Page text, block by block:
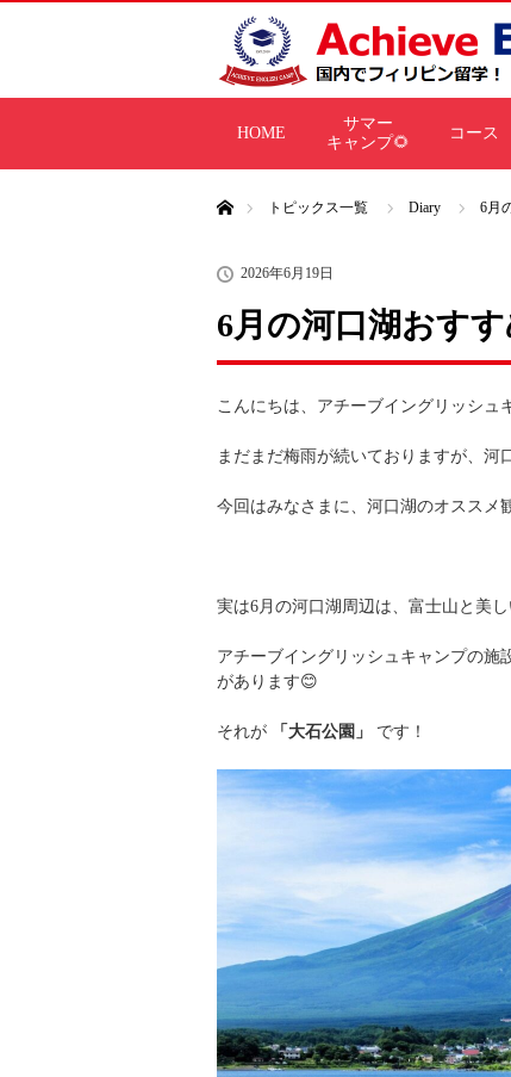
HOME
サマー
キャンプ🌻
コース
トピックス一覧
Diary 6月
2026年6月19日
6月の河口湖おす
こんにちは、アチーブイングリッシュ
まだまだ梅雨が続いておりますが、河
今回はみなさまに、河口湖のオススメ
実は6月の河口湖周辺は、富士山と美
アチーブイングリッシュキャンプの施
があります😊
それが 「大石公園」 です！